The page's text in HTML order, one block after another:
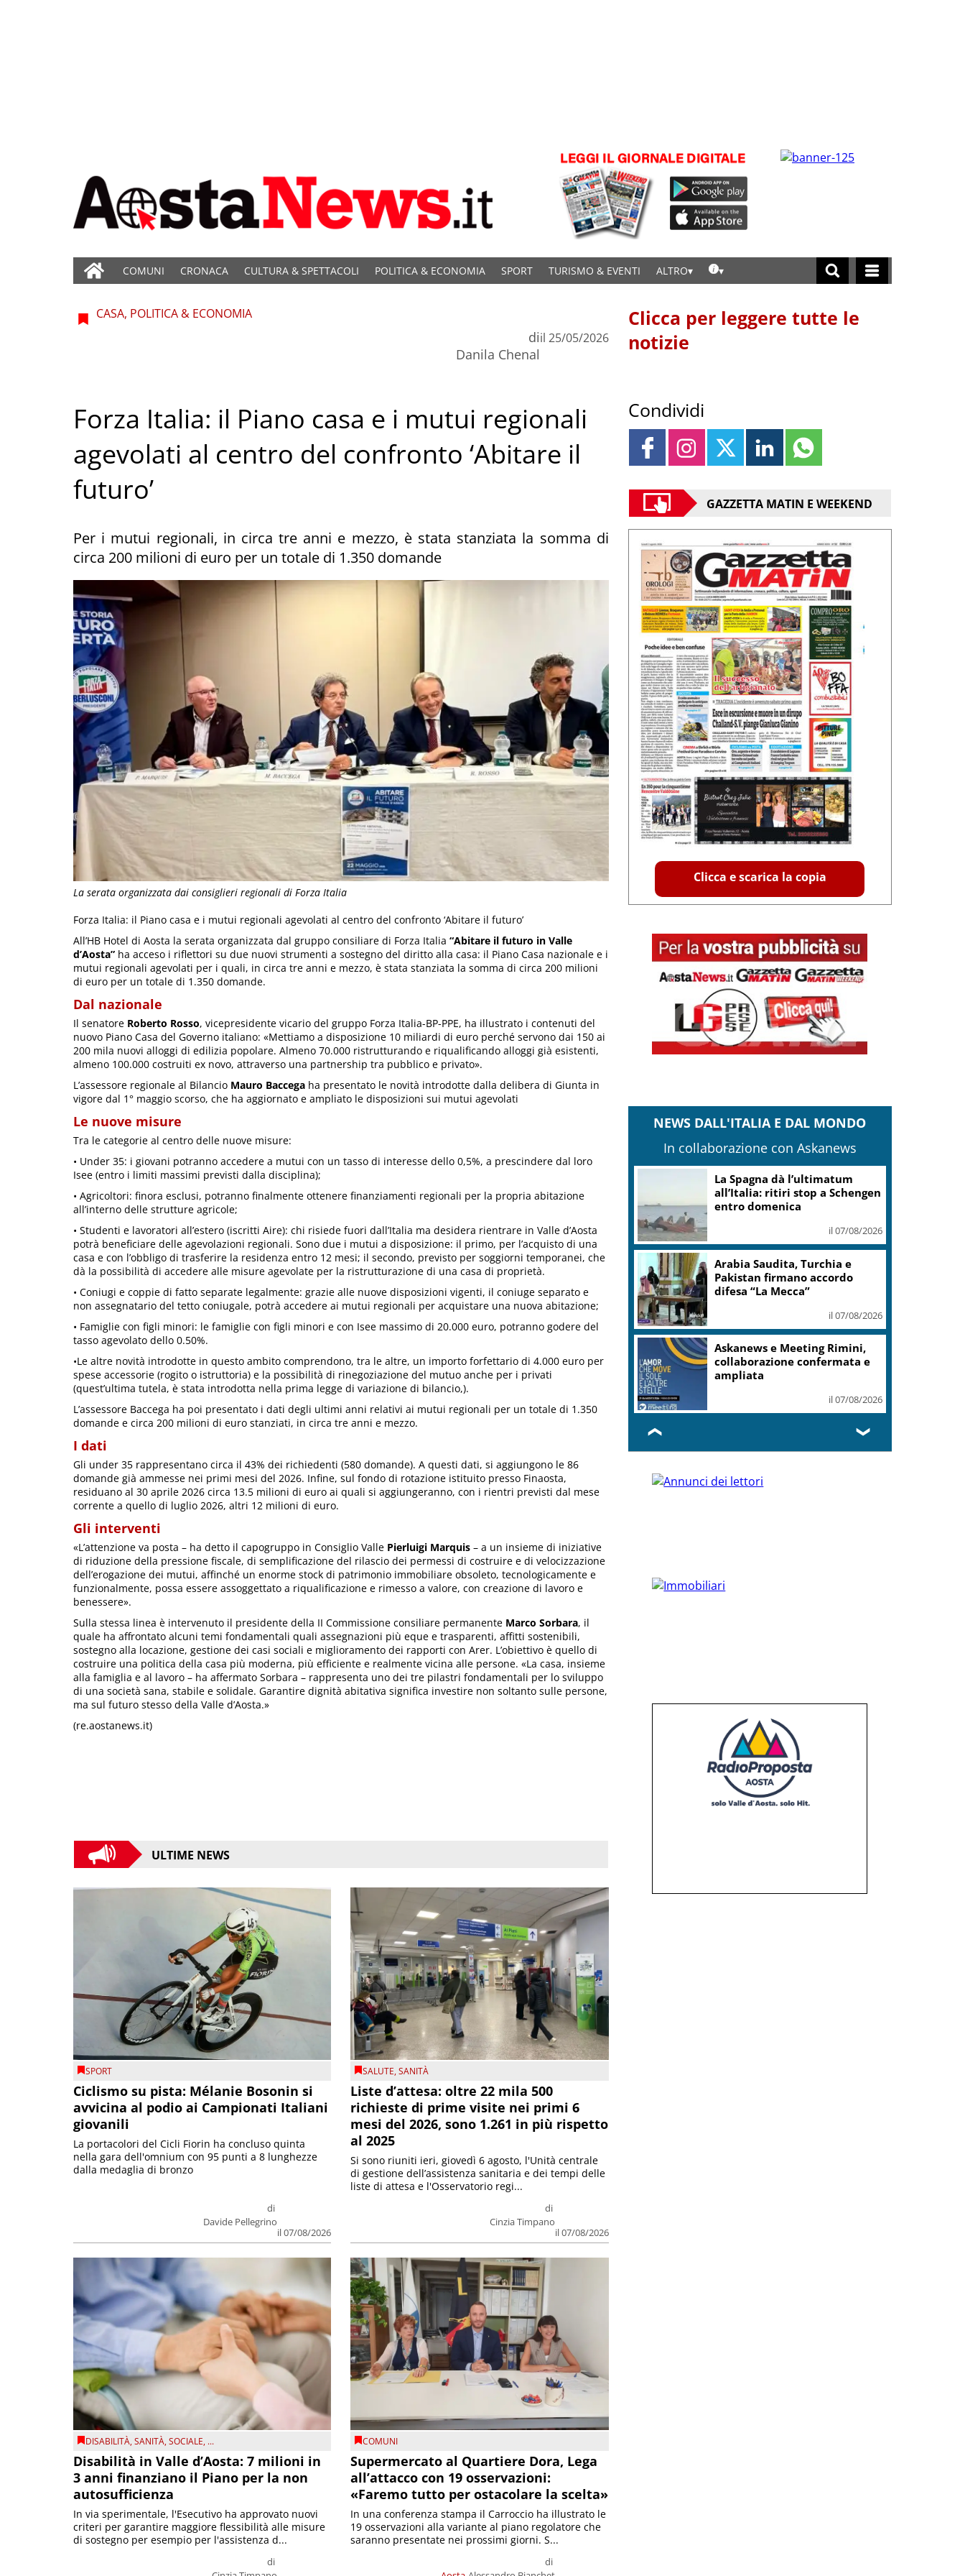
COMUNI CRONACA CULTURA & SPETTACOLI POLITICA & ECONOMIA SPORT TURISMO & EVENTI ALTRO
La serata organizzata dai consiglieri regionali di Forza Italia
CASA, POLITICA & ECONOMIA
di
Danila Chenal
il 25/05/2026
Forza Italia: il Piano casa e i mutui regionali
agevolati al centro del confronto ‘Abitare il
futuro’
Per i mutui regionali, in circa tre anni e mezzo, è stata stanziata la somma di
circa 200 milioni di euro per un totale di 1.350 domande
Forza Italia: il Piano casa e i mutui regionali agevolati al centro del confronto ‘Abitare il futuro’
All’HB Hotel di Aosta la serata organizzata dal gruppo consiliare di Forza Italia “Abitare il futuro in Valle
d’Aosta” ha acceso i riflettori su due nuovi strumenti a sostegno del diritto alla casa: il Piano Casa nazionale e i
mutui regionali agevolati per i quali, in circa tre anni e mezzo, è stata stanziata la somma di circa 200 milioni
di euro per un totale di 1.350 domande.
Dal nazionale
Il senatore Roberto Rosso, vicepresidente vicario del gruppo Forza Italia-BP-PPE, ha illustrato i contenuti del
nuovo Piano Casa del Governo italiano: «Mettiamo a disposizione 10 miliardi di euro perché servono dai 150 ai
200 mila nuovi alloggi di edilizia popolare. Almeno 70.000 ristrutturando e riqualificando alloggi già esistenti,
almeno 100.000 costruiti ex novo, attraverso una partnership tra pubblico e privato».
L’assessore regionale al Bilancio Mauro Baccega ha presentato le novità introdotte dalla delibera di Giunta in
vigore dal 1° maggio scorso, che ha aggiornato e ampliato le disposizioni sui mutui agevolati
Le nuove misure
Tra le categorie al centro delle nuove misure:
• Under 35: i giovani potranno accedere a mutui con un tasso di interesse dello 0,5%, a prescindere dal loro
Isee (entro i limiti massimi previsti dalla disciplina);
• Agricoltori: finora esclusi, potranno finalmente ottenere finanziamenti regionali per la propria abitazione
all’interno delle strutture agricole;
• Studenti e lavoratori all’estero (iscritti Aire): chi risiede fuori dall’Italia ma desidera rientrare in Valle d’Aosta
potrà beneficiare delle agevolazioni regionali. Sono due i mutui a disposizione: il primo, per l’acquisto di una
casa e con l’obbligo di trasferire la residenza entro 12 mesi; il secondo, previsto per soggiorni temporanei, che
dà la possibilità di accedere alle misure agevolate per la ristrutturazione di una casa di proprietà.
• Coniugi e coppie di fatto separate legalmente: grazie alle nuove disposizioni vigenti, il coniuge separato e
non assegnatario del tetto coniugale, potrà accedere ai mutui regionali per acquistare una nuova abitazione;
• Famiglie con figli minori: le famiglie con figli minori e con Isee massimo di 20.000 euro, potranno godere del
tasso agevolato dello 0.50%.
•Le altre novità introdotte in questo ambito comprendono, tra le altre, un importo forfettario di 4.000 euro per
spese accessorie (rogito o istruttoria) e la possibilità di rinegoziazione del mutuo anche per i privati
(quest’ultima tutela, è stata introdotta nella prima legge di variazione di bilancio,).
L’assessore Baccega ha poi presentato i dati degli ultimi anni relativi ai mutui regionali per un totale di 1.350
domande e circa 200 milioni di euro stanziati, in circa tre anni e mezzo.
I dati
Gli under 35 rappresentano circa il 43% dei richiedenti (580 domande). A questi dati, si aggiungono le 86
domande già ammesse nei primi mesi del 2026. Infine, sul fondo di rotazione istituito presso Finaosta,
residuano al 30 aprile 2026 circa 13.5 milioni di euro ai quali si aggiungeranno, con i rientri previsti dal mese
corrente a quello di luglio 2026, altri 12 milioni di euro.
Gli interventi
«L’attenzione va posta – ha detto il capogruppo in Consiglio Valle Pierluigi Marquis – a un insieme di iniziative
di riduzione della pressione fiscale, di semplificazione del rilascio dei permessi di costruire e di velocizzazione
dell’erogazione dei mutui, affinché un enorme stock di patrimonio immobiliare obsoleto, tecnologicamente e
funzionalmente, possa essere assoggettato a riqualificazione e rimesso a valore, con creazione di lavoro e
benessere».
Sulla stessa linea è intervenuto il presidente della II Commissione consiliare permanente Marco Sorbara, il
quale ha affrontato alcuni temi fondamentali quali assegnazioni più eque e trasparenti, affitti sostenibili,
sostegno alla locazione, gestione dei casi sociali e miglioramento dei rapporti con Arer. L’obiettivo è quello di
costruire una politica della casa più moderna, più efficiente e realmente vicina alle persone. «La casa, insieme
alla famiglia e al lavoro – ha affermato Sorbara – rappresenta uno dei tre pilastri fondamentali per lo sviluppo
di una società sana, stabile e solidale. Garantire dignità abitativa significa investire non soltanto sulle persone,
ma sul futuro stesso della Valle d’Aosta.»
(re.aostanews.it)
ULTIME NEWS
SPORT
Ciclismo su pista: Mélanie Bosonin si
avvicina al podio ai Campionati Italiani
giovanili
di
Davide Pellegrino
il 07/08/2026
La portacolori del Cicli Fiorin ha concluso quinta
nella gara dell'omnium con 95 punti a 8 lunghezze
dalla medaglia di bronzo
SALUTE,SANITÀ
Liste d’attesa: oltre 22 mila 500
richieste di prime visite nei primi 6
mesi del 2026, sono 1.261 in più rispetto
al 2025
di
Cinzia Timpano
il 07/08/2026
Si sono riuniti ieri, giovedì 6 agosto, l'Unità centrale
di gestione dell’assistenza sanitaria e dei tempi delle
liste di attesa e l'Osservatorio regi...
DISABILITÀ,SANITÀ,SOCIALE, ...
Disabilità in Valle d’Aosta: 7 milioni in
3 anni finanziano il Piano per la non
autosufficienza
di
In via sperimentale, l'Esecutivo ha approvato nuovi
criteri per garantire maggiore flessibilità alle misure
di sostegno per esempio per l'assistenza d...
COMUNI
Supermercato al Quartiere Dora, Lega
all’attacco con 19 osservazioni:
«Faremo tutto per ostacolare la scelta»
di
In una conferenza stampa il Carroccio ha illustrato le
19 osservazioni alla variante al piano regolatore che
saranno presentate nei prossimi giorni. S...
Clicca per leggere tutte le
notizie
Condividi
GAZZETTA MATIN E WEEKEND
Clicca e scarica la copia
NEWS DALL'ITALIA E DAL MONDO
In collaborazione con Askanews
La Spagna dà l’ultimatum
all’Italia: ritiri stop a Schengen
entro domenica
il 07/08/2026
Arabia Saudita, Turchia e
Pakistan firmano accordo
difesa “La Mecca”
il 07/08/2026
Askanews e Meeting Rimini,
collaborazione confermata e
ampliata
il 07/08/2026
❮ ❯